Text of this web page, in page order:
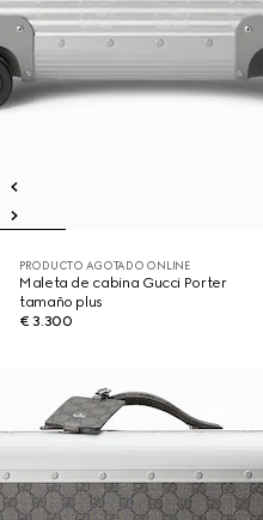
PRODUCTO AGOTADO ONLINE
Maleta de cabina Gucci Porter
tamaño plus
€ 3.300